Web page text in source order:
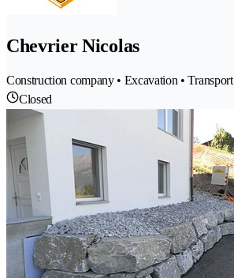
Chevrier Nicolas
Construction company • Excavation • Transport
Closed